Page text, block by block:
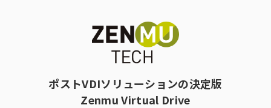
ポストVDIソリューションの決定版
Zenmu Virtual Drive